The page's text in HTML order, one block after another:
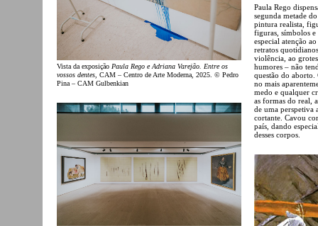
Vista da exposição Paula Rego e Adriana Varejão. Entre os
vossos dentes , CAM – Centro de Arte Moderna, 2025. © Pedro
Pina – CAM Gulbenkian
Paula Rego
segunda metade
pintura realista,
figuras, símbolos
especial atenção
retratos
violência, ao
humores – não
questão do aborto.
no mais
medo e qualquer
as formas do real,
de uma perspetiva
cortante. Cavou
país, dando
desses corpos.